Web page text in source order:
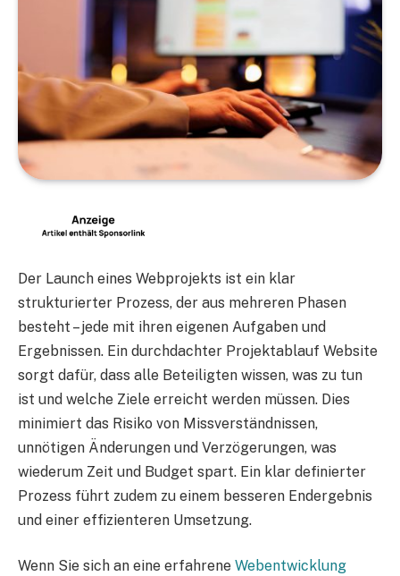
Der Launch eines Webprojekts ist ein klar
strukturierter Prozess, der aus mehreren Phasen
besteht – jede mit ihren eigenen Aufgaben und
Ergebnissen. Ein durchdachter Projektablauf Website
sorgt dafür, dass alle Beteiligten wissen, was zu tun
ist und welche Ziele erreicht werden müssen. Dies
minimiert das Risiko von Missverständnissen,
unnötigen Änderungen und Verzögerungen, was
wiederum Zeit und Budget spart. Ein klar definierter
Prozess führt zudem zu einem besseren Endergebnis
und einer effizienteren Umsetzung.
Wenn Sie sich an eine erfahrene Webentwicklung